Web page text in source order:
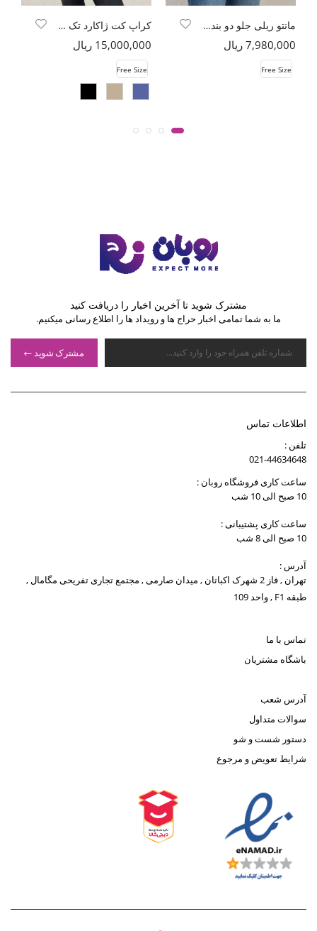
مانتو ریلی جلو دو بند طرح برگ سوزنی
7,980,000 ریال
Free Size
کراپ کت ژاکارد تک دکمه طرح بتجقه
15,000,000 ریال
Free Size
مشترک شوید تا آخرین اخبار را دریافت کنید
ما به شما تمامی اخبار حراج ها و رویداد ها را اطلاع رسانی میکنیم.
مشترک شوید
اطلاعات تماس
تلفن :
021-44634648
ساعت کاری فروشگاه روبان :
10 صبح الی 10 شب
ساعت کاری پشتیبانی :
10 صبح الی 8 شب
آدرس :
تهران , فاز 2 شهرک اکباتان , میدان صارمی , مجتمع تجاری تفریحی مگامال ,
طبقه F1 , واحد 109
تماس با ما
باشگاه مشتریان
آدرس شعب
سوالات متداول
دستور شست و شو
شرایط تعویض و مرجوع